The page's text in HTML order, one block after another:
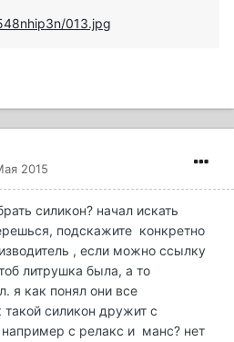
013.jpg
2015
силикон? начал искать
подскажите конкретно
, если можно ссылку
литрушка была, а то
я как понял они все
силикон дружит с
с релакс и манс? нет